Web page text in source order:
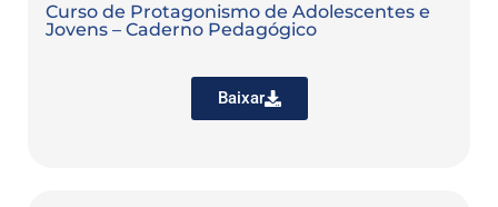
Curso de Protagonismo de Adolescentes e
Jovens – Caderno Pedagógico
Baixar